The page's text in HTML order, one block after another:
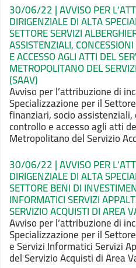
30/06/22 | AVVISO PER
DIRIGENZIALE DI ALTA
SETTORE SERVIZI
ASSISTENZIALI,
E ACCESSO AGLI ATTI DEL
METROPOLITANO DEL
(SAAV)
Avviso per l’attribuzione di
Specializzazione per il
finanziari, socio
controllo e accesso agli atti
Metropolitano del Servizio
30/06/22 | AVVISO PER
DIRIGENZIALE DI ALTA
SETTORE BENI DI
INFORMATICI SERVIZI
SERVIZIO ACQUISTI DI AREA
Avviso per l’attribuzione di
Specializzazione per il
e Servizi Informatici Servizi
del Servizio Acquisti di Area